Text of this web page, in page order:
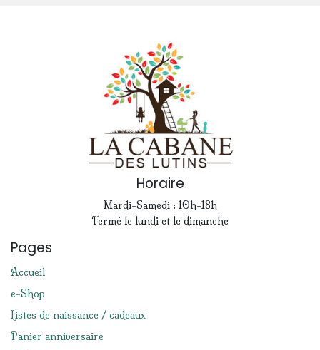
Horaire
Mardi-Samedi : 10h-18h
Fermé le lundi et le dimanche
Pages
Accueil
e-Shop
Listes de naissance / cadeaux
Panier anniversaire